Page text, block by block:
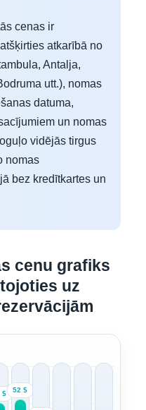
cenas ir
atkarībā no
Antalja,
utt.), nomas
datuma,
un nomas
vidējās tirgus
nomas
bez kredītkartes un
cenu grafiks
uz
$ 52 $